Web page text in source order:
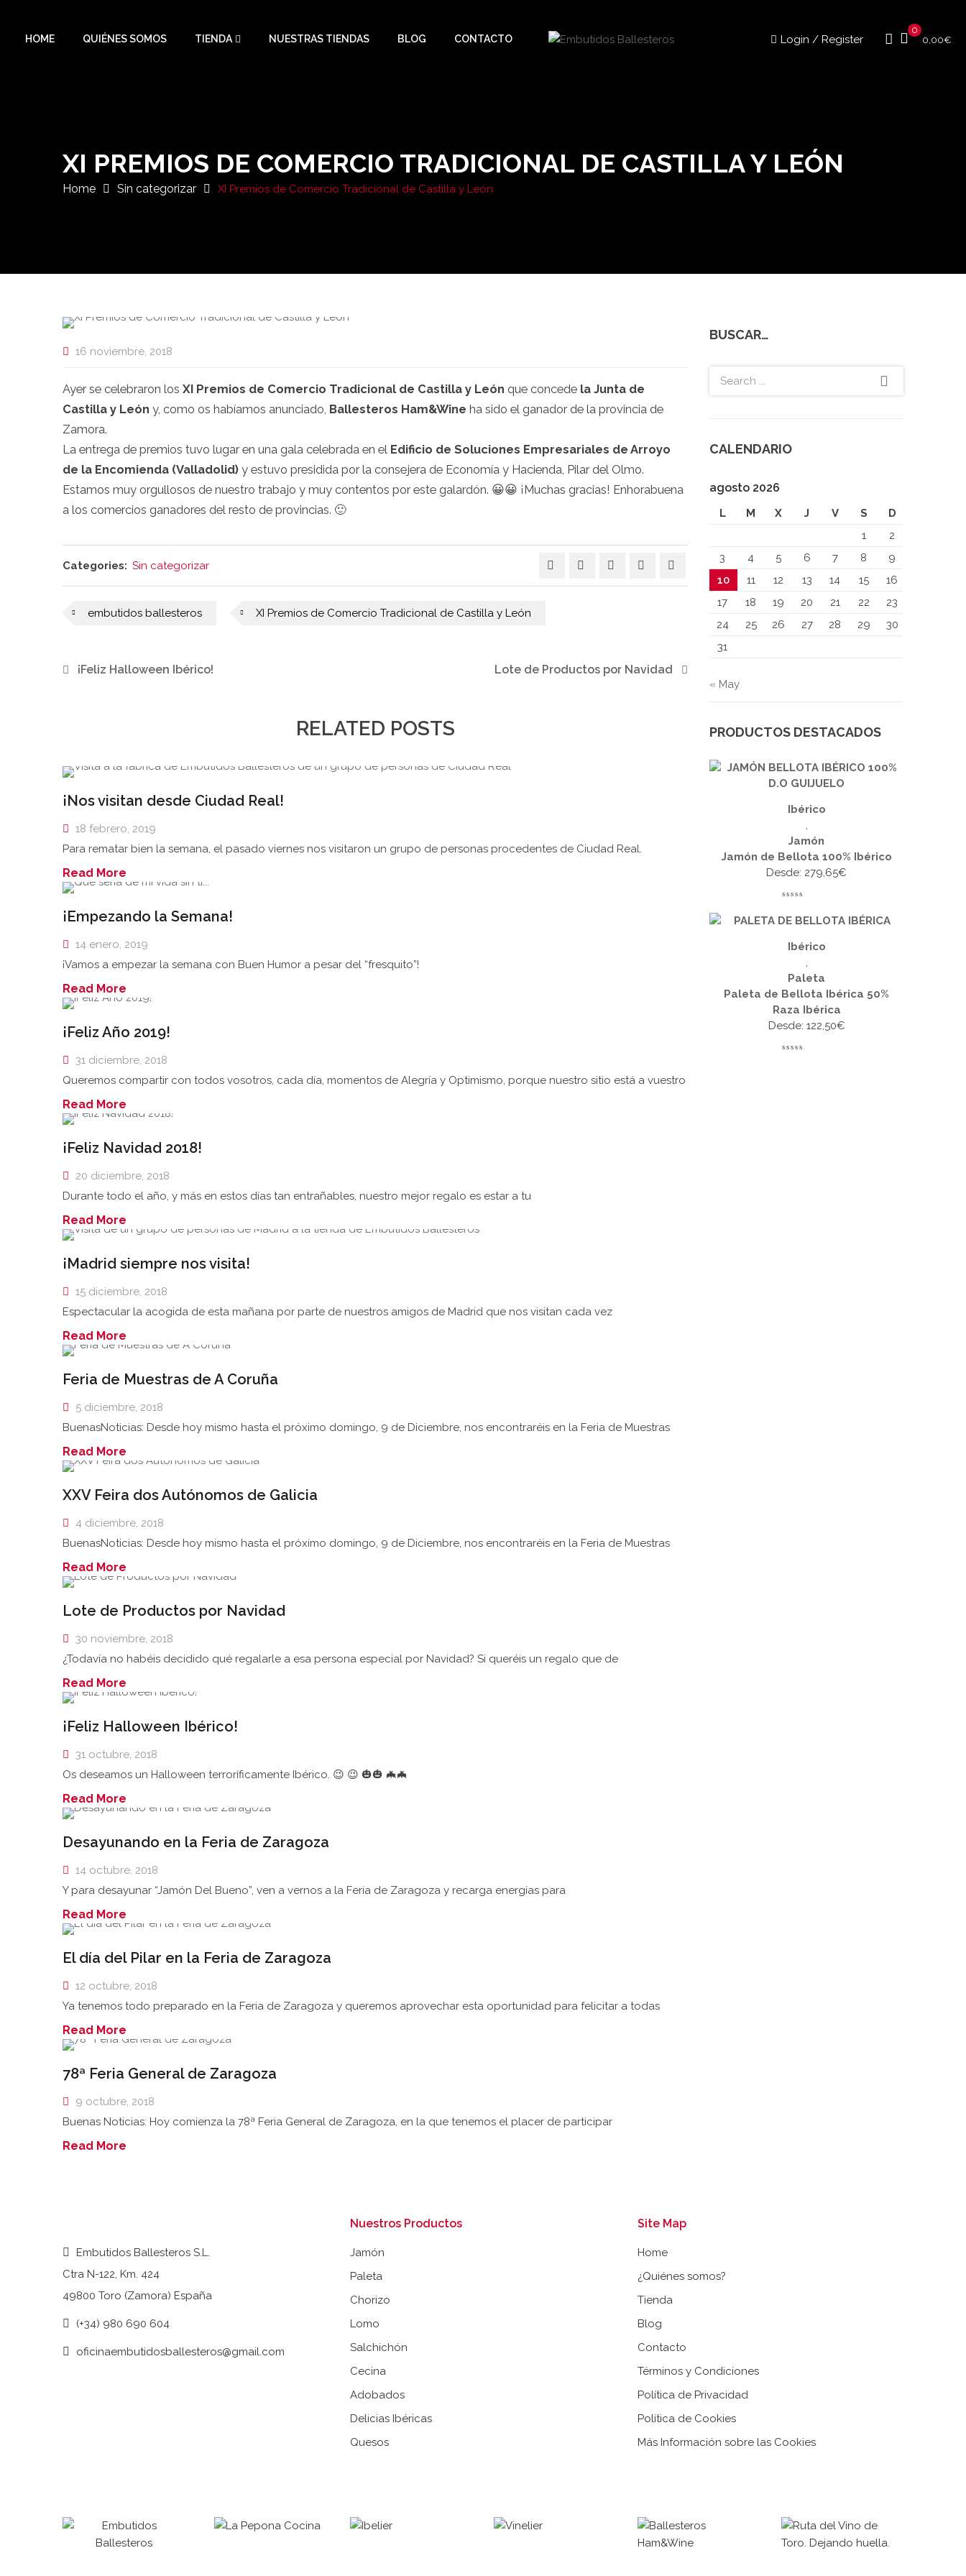
HOME QUIÉNES SOMOS TIENDA NUESTRAS TIENDAS BLOG CONTACTO Login / Register
0
0,00€
XI PREMIOS DE COMERCIO TRADICIONAL DE CASTILLA Y LEÓN
Home Sin categorizar XI Premios de Comercio Tradicional de Castilla y León
16 noviembre, 2018
Ayer se celebraron los XI Premios de Comercio Tradicional de Castilla y León que concede la Junta de
Castilla y León y, como os habíamos anunciado, Ballesteros Ham&Wine ha sido el ganador de la provincia de
Zamora.
La entrega de premios tuvo lugar en una gala celebrada en el Edificio de Soluciones Empresariales de Arroyo
de la Encomienda (Valladolid) y estuvo presidida por la consejera de Economía y Hacienda, Pilar del Olmo.
Estamos muy orgullosos de nuestro trabajo y muy contentos por este galardón. 😀😀 ¡Muchas gracias! Enhorabuena
a los comercios ganadores del resto de provincias. 🙂
Categories: Sin categorizar
embutidos ballesteros XI Premios de Comercio Tradicional de Castilla y León
¡Feliz Halloween Ibérico! Lote de Productos por Navidad
RELATED POSTS
¡Nos visitan desde Ciudad Real!
18 febrero, 2019
Para rematar bien la semana, el pasado viernes nos visitaron un grupo de personas procedentes de Ciudad Real.
Read More
¡Empezando la Semana!
14 enero, 2019
¡Vamos a empezar la semana con Buen Humor a pesar del “fresquito”!
Read More
¡Feliz Año 2019!
31 diciembre, 2018
Queremos compartir con todos vosotros, cada día, momentos de Alegría y Optimismo, porque nuestro sitio está a vuestro
Read More
¡Feliz Navidad 2018!
20 diciembre, 2018
Durante todo el año, y más en estos días tan entrañables, nuestro mejor regalo es estar a tu
Read More
¡Madrid siempre nos visita!
15 diciembre, 2018
Espectacular la acogida de esta mañana por parte de nuestros amigos de Madrid que nos visitan cada vez
Read More
Feria de Muestras de A Coruña
5 diciembre, 2018
BuenasNoticias: Desde hoy mismo hasta el próximo domingo, 9 de Diciembre, nos encontraréis en la Feria de Muestras
Read More
XXV Feira dos Autónomos de Galicia
4 diciembre, 2018
BuenasNoticias: Desde hoy mismo hasta el próximo domingo, 9 de Diciembre, nos encontraréis en la Feria de Muestras
Read More
Lote de Productos por Navidad
30 noviembre, 2018
¿Todavía no habéis decidido qué regalarle a esa persona especial por Navidad? Si queréis un regalo que de
Read More
¡Feliz Halloween Ibérico!
31 octubre, 2018
Os deseamos un Halloween terroríficamente Ibérico. 😉 😉 🎃🎃 🦇🦇
Read More
Desayunando en la Feria de Zaragoza
14 octubre, 2018
Y para desayunar “Jamón Del Bueno”, ven a vernos a la Feria de Zaragoza y recarga energías para
Read More
El día del Pilar en la Feria de Zaragoza
12 octubre, 2018
Ya tenemos todo preparado en la Feria de Zaragoza y queremos aprovechar esta oportunidad para felicitar a todas
Read More
78ª Feria General de Zaragoza
9 octubre, 2018
Buenas Noticias: Hoy comienza la 78ª Feria General de Zaragoza, en la que tenemos el placer de participar
Read More
BUSCAR…
CALENDARIO
agosto 2026
L M X J V S
D
1
2
3
4 5 6 7 8
9
10
11 12 13 14 15
16
17
18 19 20 21 22
23
24
25 26 27 28 29
30
31
« May
PRODUCTOS DESTACADOS
Ibérico
,
Jamón
Jamón de Bellota 100% Ibérico
Desde: 279,65€
Ibérico
,
Paleta
Paleta de Bellota Ibérica 50%
Raza Ibérica
Desde: 122,50€
Embutidos Ballesteros S.L.
Ctra N-122, Km. 424
49800 Toro (Zamora) España
(+34) 980 690 604
oficinaembutidosballesteros@gmail.com
Nuestros Productos
Jamón
Paleta
Chorizo
Lomo
Salchichón
Cecina
Adobados
Delicias Ibéricas
Quesos
Site Map
Home
¿Quiénes somos?
Tienda
Blog
Contacto
Términos y Condiciones
Política de Privacidad
Política de Cookies
Más Información sobre las Cookies